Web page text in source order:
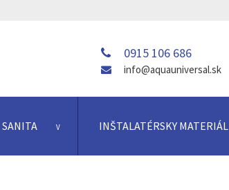
0915 106 686
info@aquauniversal.sk
SANITA INŠTALATÉRSKY MATERIÁL